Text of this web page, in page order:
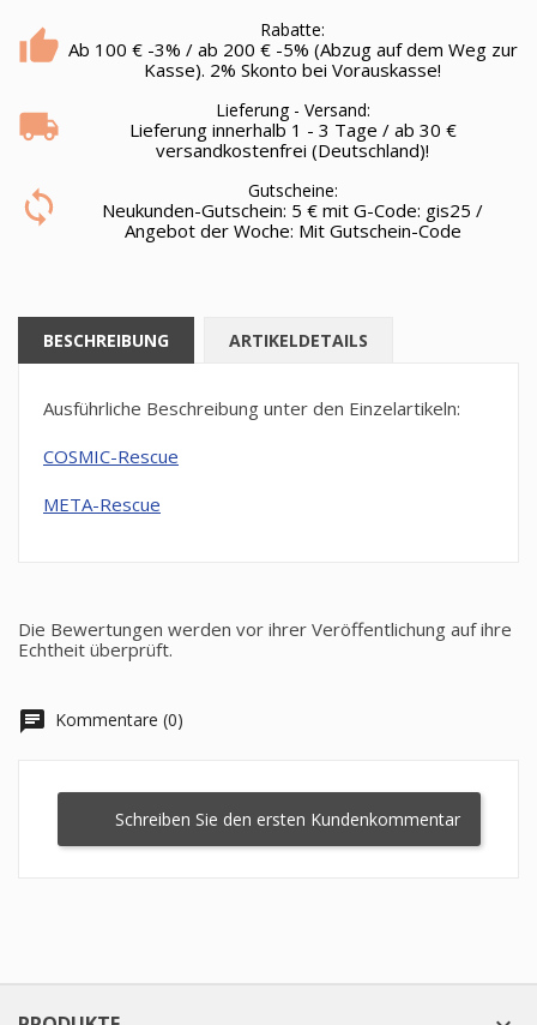
Rabatte:
Ab 100 € -3% / ab 200 € -5% (Abzug auf dem Weg zur
Kasse). 2% Skonto bei Vorauskasse!
Lieferung - Versand:
Lieferung innerhalb 1 - 3 Tage / ab 30 €
versandkostenfrei (Deutschland)!
Gutscheine:
Neukunden-Gutschein: 5 € mit G-Code: gis25 /
Angebot der Woche: Mit Gutschein-Code
BESCHREIBUNG ARTIKELDETAILS
Ausführliche Beschreibung unter den Einzelartikeln:
COSMIC-Rescue
META-Rescue
Die Bewertungen werden vor ihrer Veröffentlichung auf ihre
Echtheit überprüft.
chat Kommentare (0)
Schreiben Sie den ersten Kundenkommentar